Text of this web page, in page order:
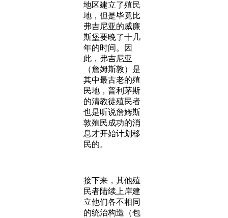
地区建立了殖民
地，但是毕竟比
弗吉尼亚的威廉
斯堡要晚了十几
年的时间。因
此，弗吉尼亚
（詹姆斯敦）是
其中最古老的殖
民地，普利茅斯
的清教徒殖民者
也是听说詹姆斯
敦殖民成功的消
息才开始计划移
民的。
接下来，其他殖
民者陆续上岸建
立他们各不相同
的统治构造（包